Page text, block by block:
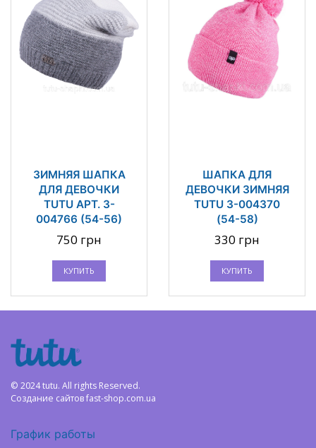
ЗИМНЯЯ ШАПКА
ДЛЯ ДЕВОЧКИ
TUTU АРТ. 3-
004766 (54-56)
750 грн
КУПИТЬ
ШАПКА ДЛЯ
ДЕВОЧКИ ЗИМНЯЯ
TUTU 3-004370
(54-58)
330 грн
КУПИТЬ